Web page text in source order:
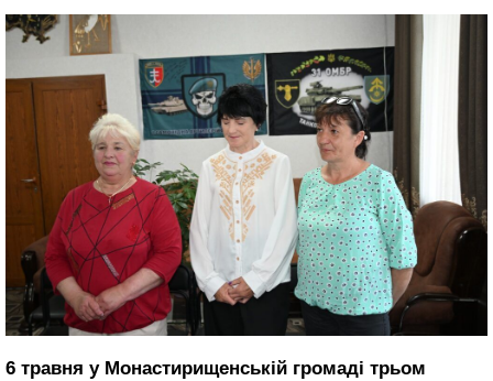
6 травня у Монастирищенській громаді трьом